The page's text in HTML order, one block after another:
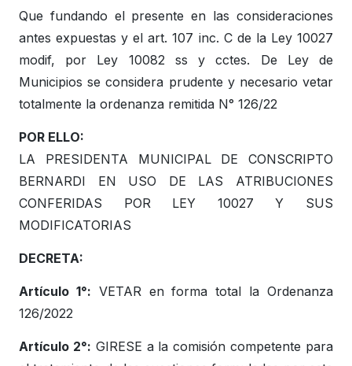
Que fundando el presente en las consideraciones
antes expuestas y el art. 107 inc. C de la Ley 10027
modif, por Ley 10082 ss y cctes. De Ley de
Municipios se considera prudente y necesario vetar
totalmente la ordenanza remitida N° 126/22
POR ELLO:
LA PRESIDENTA MUNICIPAL DE CONSCRIPTO
BERNARDI EN USO DE LAS ATRIBUCIONES
CONFERIDAS POR LEY 10027 Y SUS
MODIFICATORIAS
DECRETA:
Artículo 1°: VETAR en forma total la Ordenanza
126/2022
Artículo 2°: GIRESE a la comisión competente para